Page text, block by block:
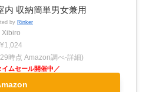
内 収納簡単男女兼用
by Rinker
Xibiro
¥1,024
時点 Amazon調べ-詳細)